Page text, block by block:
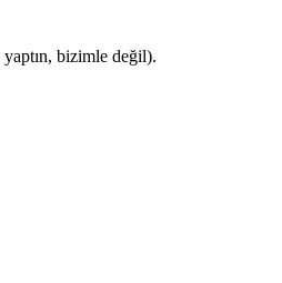
bizimle değil).